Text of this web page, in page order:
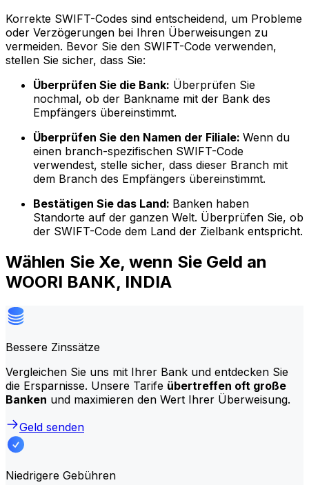
Korrekte SWIFT-Codes sind entscheidend, um Probleme
oder Verzögerungen bei Ihren Überweisungen zu
vermeiden. Bevor Sie den SWIFT-Code verwenden,
stellen Sie sicher, dass Sie:
Überprüfen Sie die Bank: Überprüfen Sie
nochmal, ob der Bankname mit der Bank des
Empfängers übereinstimmt.
Überprüfen Sie den Namen der Filiale: Wenn du
einen branch-spezifischen SWIFT-Code
verwendest, stelle sicher, dass dieser Branch mit
dem Branch des Empfängers übereinstimmt.
Bestätigen Sie das Land: Banken haben
Standorte auf der ganzen Welt. Überprüfen Sie, ob
der SWIFT-Code dem Land der Zielbank entspricht.
Wählen Sie Xe, wenn Sie Geld an
WOORI BANK, INDIA
Bessere Zinssätze
Vergleichen Sie uns mit Ihrer Bank und entdecken Sie
die Ersparnisse. Unsere Tarife übertreffen oft große
Banken und maximieren den Wert Ihrer Überweisung.
Geld senden
Niedrigere Gebühren